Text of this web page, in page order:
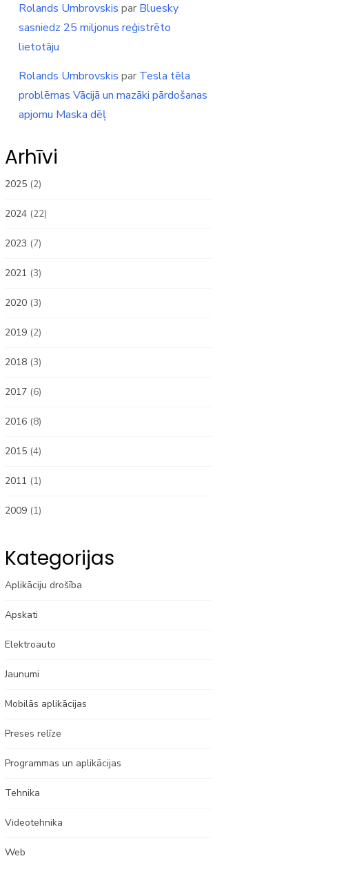
Rolands Umbrovskis par Bluesky
sasniedz 25 miljonus reģistrēto
lietotāju
Rolands Umbrovskis par Tesla tēla
problēmas Vācijā un mazāki pārdošanas
apjomu Maska dēļ
Arhīvi
2025 (2)
2024 (22)
2023 (7)
2021 (3)
2020 (3)
2019 (2)
2018 (3)
2017 (6)
2016 (8)
2015 (4)
2011 (1)
2009 (1)
Kategorijas
Aplikāciju drošība
Apskati
Elektroauto
Jaunumi
Mobilās aplikācijas
Preses relīze
Programmas un aplikācijas
Tehnika
Videotehnika
Web